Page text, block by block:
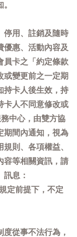
停用、註銷及隨時
優惠、活動內容及
員卡之「約定條款
或變更前之一定期
持卡人後生效，持
卡人不同意修改或
中心，由雙方協
期間內通知，視為
則、各項權益、
容等相關資訊，請
息：
定前提下，不定
從事不法行為，